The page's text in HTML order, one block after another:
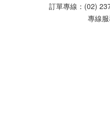
訂單專線：(02)
專線